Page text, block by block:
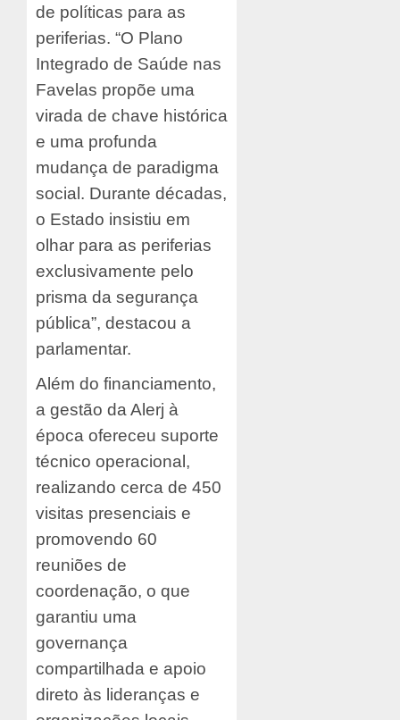
de políticas para as
periferias. “O Plano
Integrado de Saúde nas
Favelas propõe uma
virada de chave histórica
e uma profunda
mudança de paradigma
social. Durante décadas,
o Estado insistiu em
olhar para as periferias
exclusivamente pelo
prisma da segurança
pública”, destacou a
parlamentar.
Além do financiamento,
a gestão da Alerj à
época ofereceu suporte
técnico operacional,
realizando cerca de 450
visitas presenciais e
promovendo 60
reuniões de
coordenação, o que
garantiu uma
governança
compartilhada e apoio
direto às lideranças e